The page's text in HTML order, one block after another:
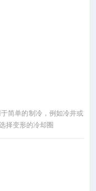
简单的制冷，例如冷井或
择变形的冷却圈